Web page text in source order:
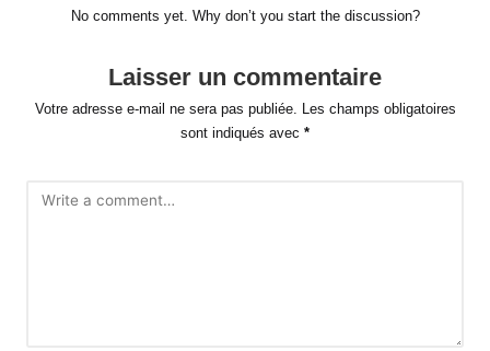
No comments yet. Why don’t you start the discussion?
Laisser un commentaire
Votre adresse e-mail ne sera pas publiée. Les champs obligatoires
sont indiqués avec *